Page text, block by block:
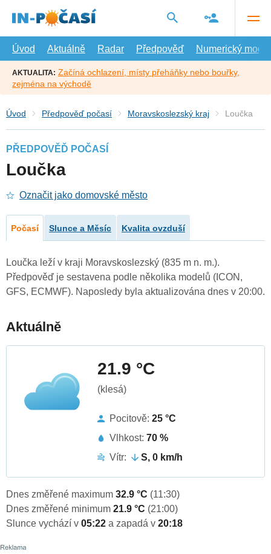
hlavní
Úvod
Aktuálně Radar Předpověď Numerický model
AKTUALITA: Začíná ochlazení, místy přeháňky nebo bouřky,
zejména na východě
Úvod Předpověď počasí Moravskoslezský kraj Loučka
PŘEDPOVĚĎ POČASÍ
Loučka
Označit jako domovské město
Počasí Slunce a Měsíc Kvalita ovzduší
Loučka leží v kraji Moravskoslezský (835 m n. m.).
Předpověď je sestavena podle několika modelů (ICON,
GFS, ECMWF). Naposledy byla aktualizována dnes v 20:00.
Aktuálně
21.9 °C
(klesá)
Pocitově: 25 °C
Vlhkost: 70 %
Vítr:
S, 0 km/h
Dnes změřené maximum 32.9 °C (11:30)
Dnes změřené minimum 21.9 °C (21:00)
Slunce vychází v 05:22 a zapadá v 20:18